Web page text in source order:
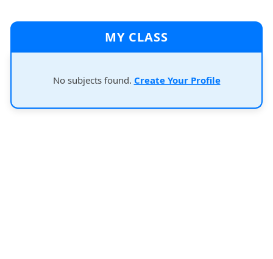
MY CLASS
No subjects found. Create Your Profile